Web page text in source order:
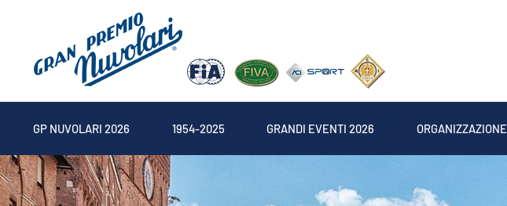
GP NUVOLARI 2026 1954-2025 GRANDI EVENTI 2026 ORGANIZZAZIONE